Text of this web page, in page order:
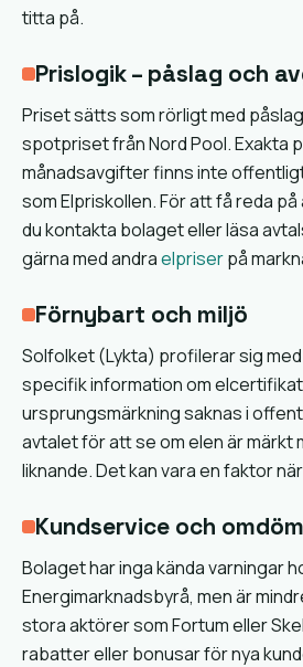
titta på.
Prislogik – påslag och
Priset sätts som rörligt med
spotpriset från Nord Pool. Exakta
månadsavgifter finns inte
som Elpriskollen. För att få reda
du kontakta bolaget eller läsa
gärna med andraelpriserpå
Förnybart och miljö
Solfolket (Lykta) profilerar sig
specifik information om
ursprungsmärkning saknas i
avtalet för att se om elen är märkt
liknande. Det kan vara en faktor
Kundservice och
Bolaget har inga kända varningar
Energimarknadsbyrå, men är
stora aktörer som Fortum eller
rabatter eller bonusar för nya